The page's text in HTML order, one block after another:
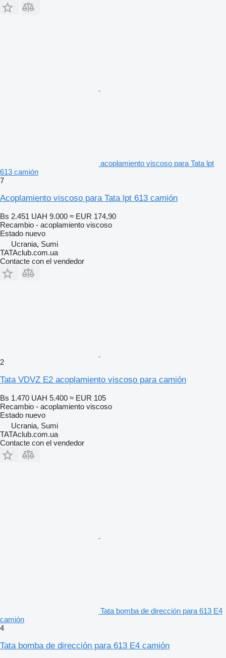
acoplamiento viscoso para Tata lpt
613 camión
7
Acoplamiento viscoso para Tata lpt 613 camión
Bs 2.451 UAH 9.000 ≈ EUR 174,90
Recambio - acoplamiento viscoso
Estado nuevo
Ucrania, Sumi
TATAclub.com.ua
Contacte con el vendedor
2
Tata VDVZ E2 acoplamiento viscoso para camión
Bs 1.470 UAH 5.400 ≈ EUR 105
Recambio - acoplamiento viscoso
Estado nuevo
Ucrania, Sumi
TATAclub.com.ua
Contacte con el vendedor
Tata bomba de dirección para 613 E4
camión
4
Tata bomba de dirección para 613 E4 camión